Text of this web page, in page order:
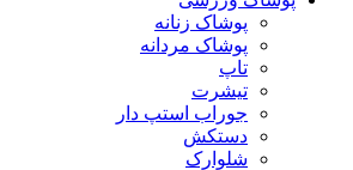
پوشاک زنانه
پوشاک مردانه
تاپ
تیشرت
جوراب استپ دار
دستکش
شلوارک